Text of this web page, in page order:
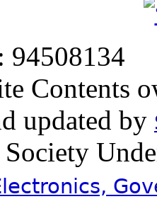
94508134
Contents
updated by
Society